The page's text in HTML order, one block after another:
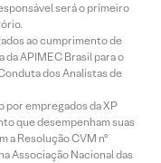
será o primeiro
ao cumprimento de
APIMEC Brasil para o
dos Analistas de
por empregados da XP
que desempenham suas
a Resolução CVM nº
Associação Nacional das